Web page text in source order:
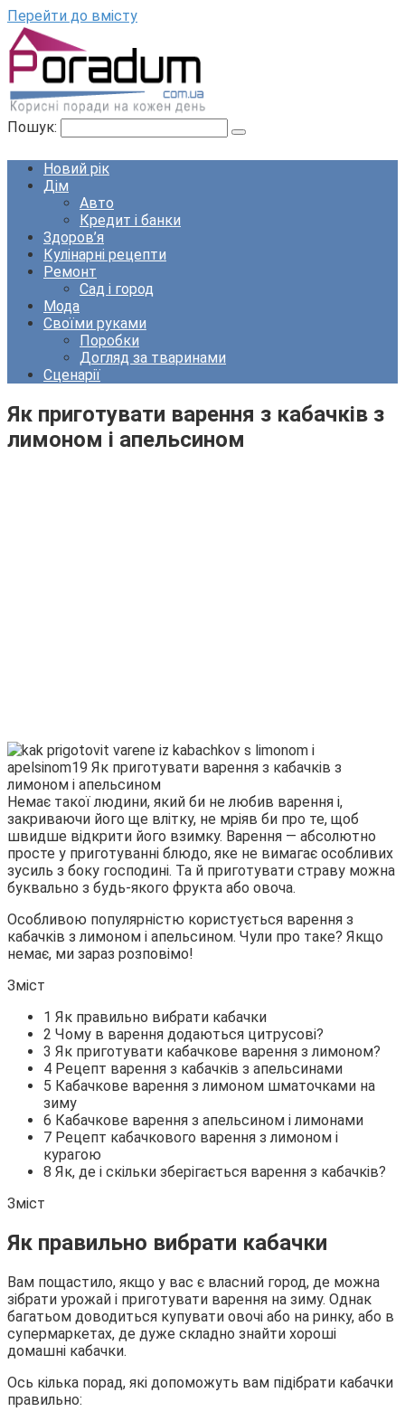
Перейти до вмісту
Пошук:
Новий рік
Дім
Авто
Кредит і банки
Здоров’я
Кулінарні рецепти
Ремонт
Сад і город
Мода
Своїми руками
Поробки
Догляд за тваринами
Сценарії
Як приготувати варення з кабачків з
лимоном і апельсином
Немає такої людини, який би не любив варення і,
закриваючи його ще влітку, не мріяв би про те, щоб
швидше відкрити його взимку. Варення — абсолютно
просте у приготуванні блюдо, яке не вимагає особливих
зусиль з боку господині. Та й приготувати страву можна
буквально з будь-якого фрукта або овоча.
Особливою популярністю користується варення з
кабачків з лимоном і апельсином. Чули про таке? Якщо
немає, ми зараз розповімо!
Зміст
1 Як правильно вибрати кабачки
2 Чому в варення додаються цитрусові?
3 Як приготувати кабачкове варення з лимоном?
4 Рецепт варення з кабачків з апельсинами
5 Кабачкове варення з лимоном шматочками на
зиму
6 Кабачкове варення з апельсином і лимонами
7 Рецепт кабачкового варення з лимоном і
курагою
8 Як, де і скільки зберігається варення з кабачків?
Зміст
Як правильно вибрати кабачки
Вам пощастило, якщо у вас є власний город, де можна
зібрати урожай і приготувати варення на зиму. Однак
багатьом доводиться купувати овочі або на ринку, або в
супермаркетах, де дуже складно знайти хороші
домашні кабачки.
Ось кілька порад, які допоможуть вам підібрати кабачки
правильно: